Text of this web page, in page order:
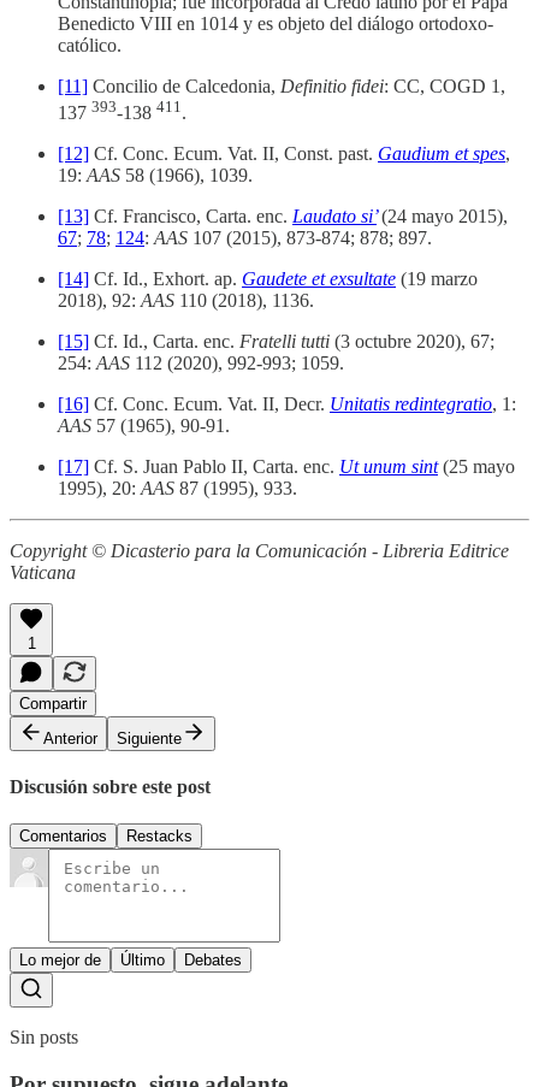
Benedicto VIII en 1014 y es objeto del diálogo ortodoxo-
católico.
[11] Concilio de Calcedonia, Definitio fidei: CC, COGD 1,
137 393-138 411 .
[12] Cf. Conc. Ecum. Vat. II, Const. past. Gaudium et spes,
19: AAS 58 (1966), 1039.
[13] Cf. Francisco, Carta. enc. Laudato si’ (24 mayo 2015),
67; 78; 124: AAS 107 (2015), 873-874; 878; 897.
[14] Cf. Id., Exhort. ap. Gaudete et exsultate (19 marzo
2018), 92: AAS 110 (2018), 1136.
[15] Cf. Id., Carta. enc. Fratelli tutti (3 octubre 2020), 67;
254: AAS 112 (2020), 992-993; 1059.
[16] Cf. Conc. Ecum. Vat. II, Decr. Unitatis redintegratio, 1:
AAS 57 (1965), 90-91.
[17] Cf. S. Juan Pablo II, Carta. enc. Ut unum sint (25 mayo
1995), 20: AAS 87 (1995), 933.
Copyright © Dicasterio para la Comunicación - Libreria Editrice
Vaticana
1
Compartir
Anterior
Siguiente
Discusión sobre este post
Comentarios Restacks
Lo mejor de Último Debates
Sin posts